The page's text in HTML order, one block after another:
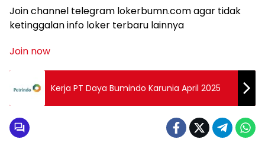
Join channel telegram lokerbumn.com agar tidak
ketinggalan info loker terbaru lainnya
Join now
Kerja PT Daya Bumindo Karunia April 2025